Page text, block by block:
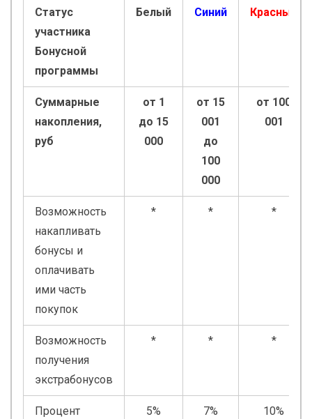
Статус
участника
Бонусной
программы
Белый Синий Красный
Суммарные
накопления,
руб
от 1
до 15
000
от 15
001
до
100
000
от 100
001
Возможность
накапливать
бонусы и
оплачивать
ими часть
покупок
* * *
Возможность
получения
экстрабонусов
* * *
Процент
5% 7% 10%